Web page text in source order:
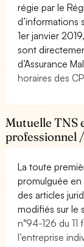
régie par le
d’informations
1er janvier
sont
d’Assurance
horaires des
Mutuelle TNS
professionnel
La toute
promulguée en
des articles
modifiés sur le
n°94-126 du
l’entreprise